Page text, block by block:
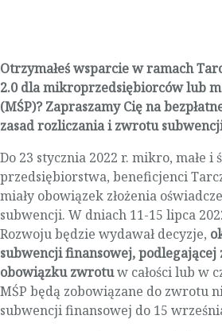
Otrzymałeś wsparcie w ramach
2.0 dla mikroprzedsiębiorców lub
(MŚP)? Zapraszamy Cię na
zasad rozliczania i zwrotu
Do 23 stycznia 2022 r. mikro, małe i
przedsiębiorstwa, beneficjenci
miały obowiązek złożenia
subwencji. W dniach 11-15 lipca
Rozwoju będzie wydawał decyzje,
subwencji finansowej, podlegającej
obowiązku zwrotuw całości lub w
MŚP będą zobowiązane do zwrotu
subwencji finansowej do 15